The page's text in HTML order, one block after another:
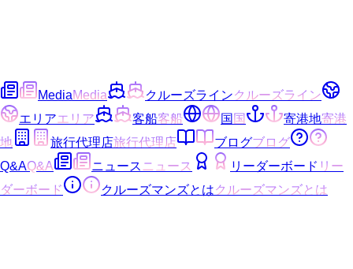
MediaMedia クルーズラインクルーズライン
エリアエリア 客船客船 国国 寄港地寄港
地
旅行代理店旅行代理店 ブログブログ
Q&AQ&A ニュース ニュース リーダーボード リー
ダーボード
クルーズマンズとはクルーズマンズとは